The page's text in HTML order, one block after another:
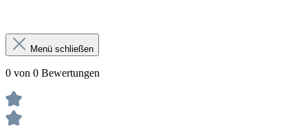
Menü schließen
0 von 0 Bewertungen